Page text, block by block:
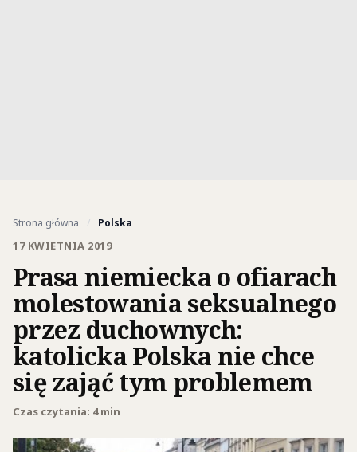
Strona główna / Polska
17 KWIETNIA 2019
Prasa niemiecka o ofiarach
molestowania seksualnego
przez duchownych:
katolicka Polska nie chce
się zająć tym problemem
Czas czytania: 4 min